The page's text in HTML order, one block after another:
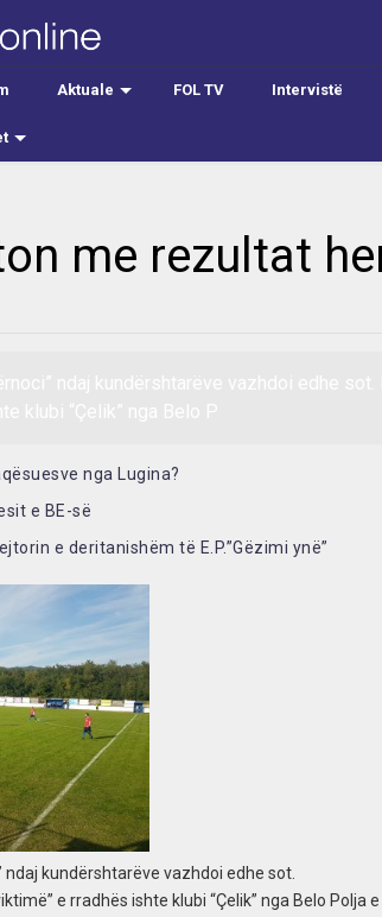
Aktuale FOL TV Intervistë
me rezultat
nga Lugina?
e BE-së
e deritanishëm të E.P.”Gëzimi ynë”
ndaj kundërshtarëve vazhdoi edhe sot.
e rradhës ishte klubi “Çelik” nga Belo Polja e